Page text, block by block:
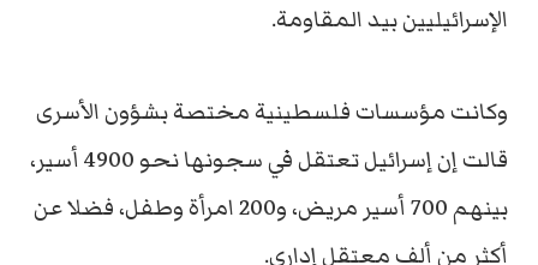
الإسرائيليين بيد المقاومة.
وكانت مؤسسات فلسطينية مختصة بشؤون الأسرى
قالت إن إسرائيل تعتقل في سجونها نحو 4900 أسير،
بينهم 700 أسير مريض، و200 امرأة وطفل، فضلا عن
أكثر من ألف معتقل إداري.